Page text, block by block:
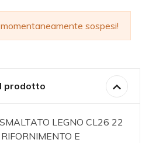
sospesi!
prodotto
LEGNO CL26 22
E